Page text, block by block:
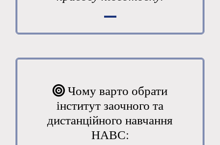
Чому варто обрати
інститут заочного та
дистанційного навчання
НАВС: